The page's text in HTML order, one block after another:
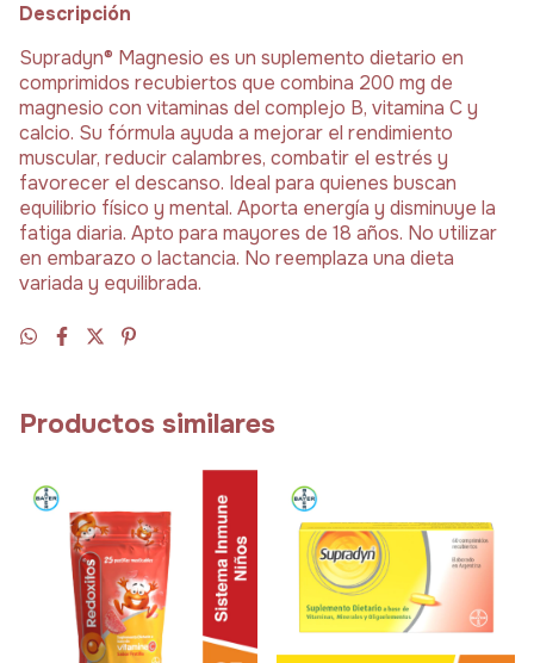
Descripción
Supradyn® Magnesio es un suplemento dietario en
comprimidos recubiertos que combina 200 mg de
magnesio con vitaminas del complejo B, vitamina C y
calcio. Su fórmula ayuda a mejorar el rendimiento
muscular, reducir calambres, combatir el estrés y
favorecer el descanso. Ideal para quienes buscan
equilibrio físico y mental. Aporta energía y disminuye la
fatiga diaria. Apto para mayores de 18 años. No utilizar
en embarazo o lactancia. No reemplaza una dieta
variada y equilibrada.
Productos similares